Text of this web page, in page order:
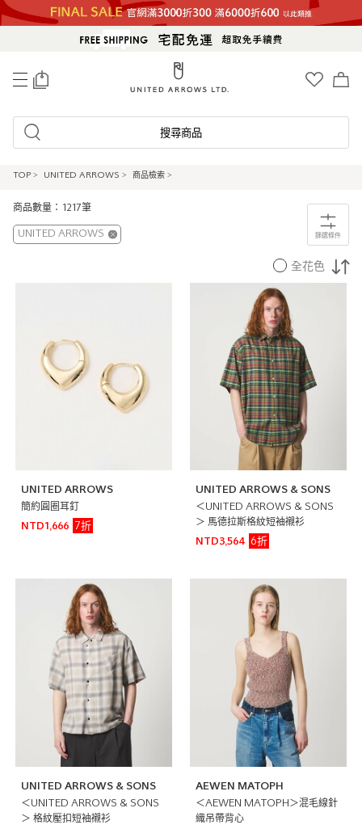
搜尋商品
TOP > UNITED ARROWS > 商品檢索 >
商品數量：1217筆
篩選條件
UNITED ARROWS
全花色
UNITED ARROWS
簡約圓圈耳釘
NTD1,666
7折
UNITED ARROWS & SONS
＜UNITED ARROWS & SONS
＞ 馬德拉斯格紋短袖襯衫
NTD3,564
6折
UNITED ARROWS & SONS
＜UNITED ARROWS & SONS
＞ 格紋壓扣短袖襯衫
AEWEN MATOPH
＜AEWEN MATOPH＞混毛線針
織吊帶背心